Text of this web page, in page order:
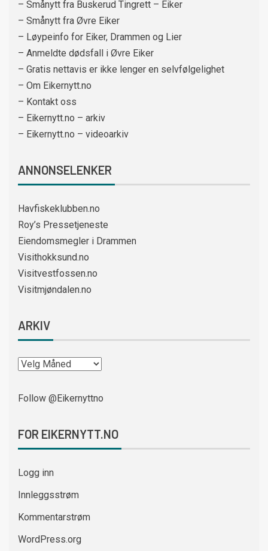
– Smånytt fra Buskerud Tingrett – Eiker
– Smånytt fra Øvre Eiker
– Løypeinfo for Eiker, Drammen og Lier
– Anmeldte dødsfall i Øvre Eiker
– Gratis nettavis er ikke lenger en selvfølgelighet
– Om Eikernytt.no
– Kontakt oss
– Eikernytt.no – arkiv
– Eikernytt.no – videoarkiv
ANNONSELENKER
Havfiskeklubben.no
Roy’s Pressetjeneste
Eiendomsmegler i Drammen
Visithokksund.no
Visitvestfossen.no
Visitmjøndalen.no
ARKIV
Follow @Eikernyttno
FOR EIKERNYTT.NO
Logg inn
Innleggsstrøm
Kommentarstrøm
WordPress.org